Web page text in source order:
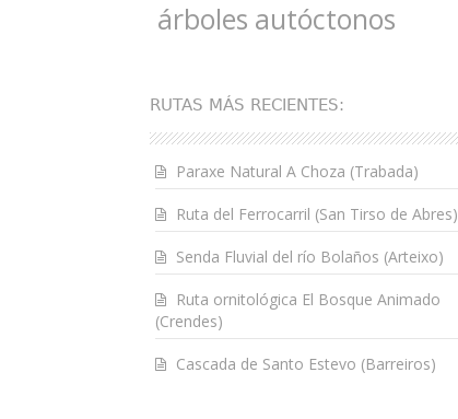
árboles autóctonos
RUTAS MÁS RECIENTES:
Paraxe Natural A Choza (Trabada)
Ruta del Ferrocarril (San Tirso de Abres)
Senda Fluvial del río Bolaños (Arteixo)
Ruta ornitológica El Bosque Animado
(Crendes)
Cascada de Santo Estevo (Barreiros)